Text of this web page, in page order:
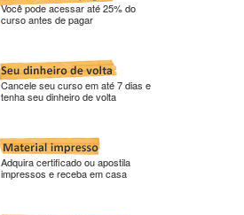
Você pode acessar até 25% do
curso antes de pagar
Cancele seu curso em até 7 dias e
tenha seu dinheiro de volta
Adquira certificado ou apostila
impressos e receba em casa